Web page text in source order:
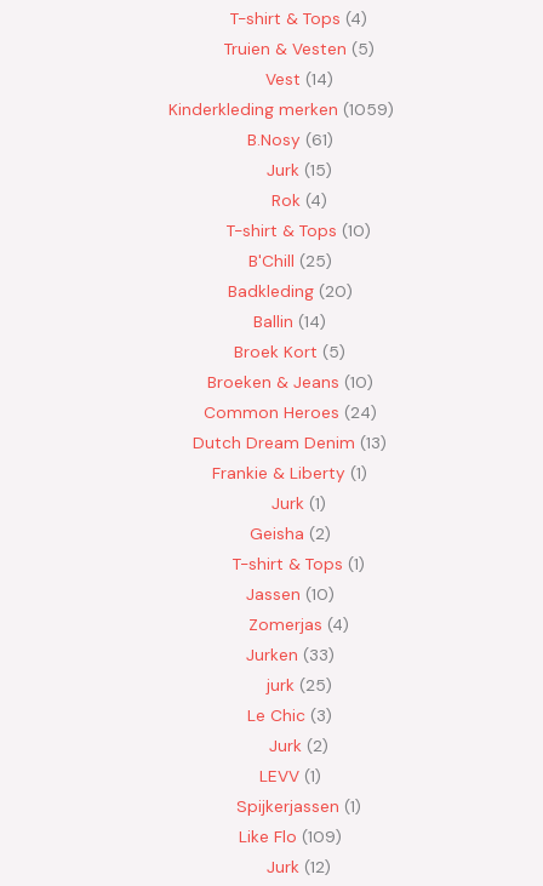
T-shirt & Tops 4
Truien & Vesten 5
Vest 14
Kinderkleding merken 1059
B.Nosy 61
Jurk 15
Rok 4
T-shirt & Tops 10
B'Chill 25
Badkleding 20
Ballin 14
Broek Kort 5
Broeken & Jeans 10
Common Heroes 24
Dutch Dream Denim 13
Frankie & Liberty 1
Jurk 1
Geisha 2
T-shirt & Tops 1
Jassen 10
Zomerjas 4
Jurken 33
jurk 25
Le Chic 3
Jurk 2
LEVV 1
Spijkerjassen 1
Like Flo 109
Jurk 12